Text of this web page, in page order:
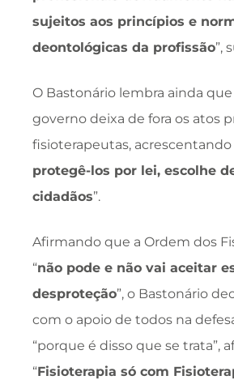
sujeitos aos princípios e
deontológicas da profissão”,
O Bastonário lembra ainda
governo deixa de fora os atos
fisioterapeutas, acrescentando
protegê-los por lei, escolhe
cidadãos”.
Afirmando que a Ordem dos
“não pode e não vai aceitar
desproteção”, o Bastonário
com o apoio de todos na
“porque é disso que se trata”,
“Fisioterapia só com